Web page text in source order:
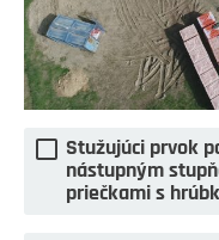
Stužujúci prvok
nástupným
priečkami s